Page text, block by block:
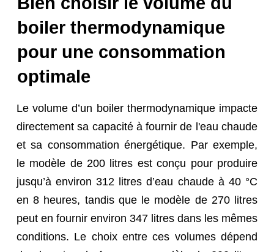
boiler thermodynamique
pour une consommation
optimale
Le volume d’un boiler thermodynamique impacte
directement sa capacité à fournir de l'eau chaude
et sa consommation énergétique. Par exemple,
le modèle de 200 litres est conçu pour produire
jusqu’à environ 312 litres d’eau chaude à 40 °C
en 8 heures, tandis que le modèle de 270 litres
peut en fournir environ 347 litres dans les mêmes
conditions. Le choix entre ces volumes dépend